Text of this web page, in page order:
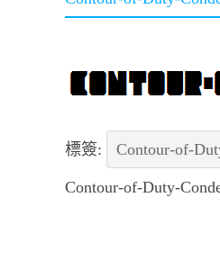
標簽: Contour-of-
Contour-of-Duty-